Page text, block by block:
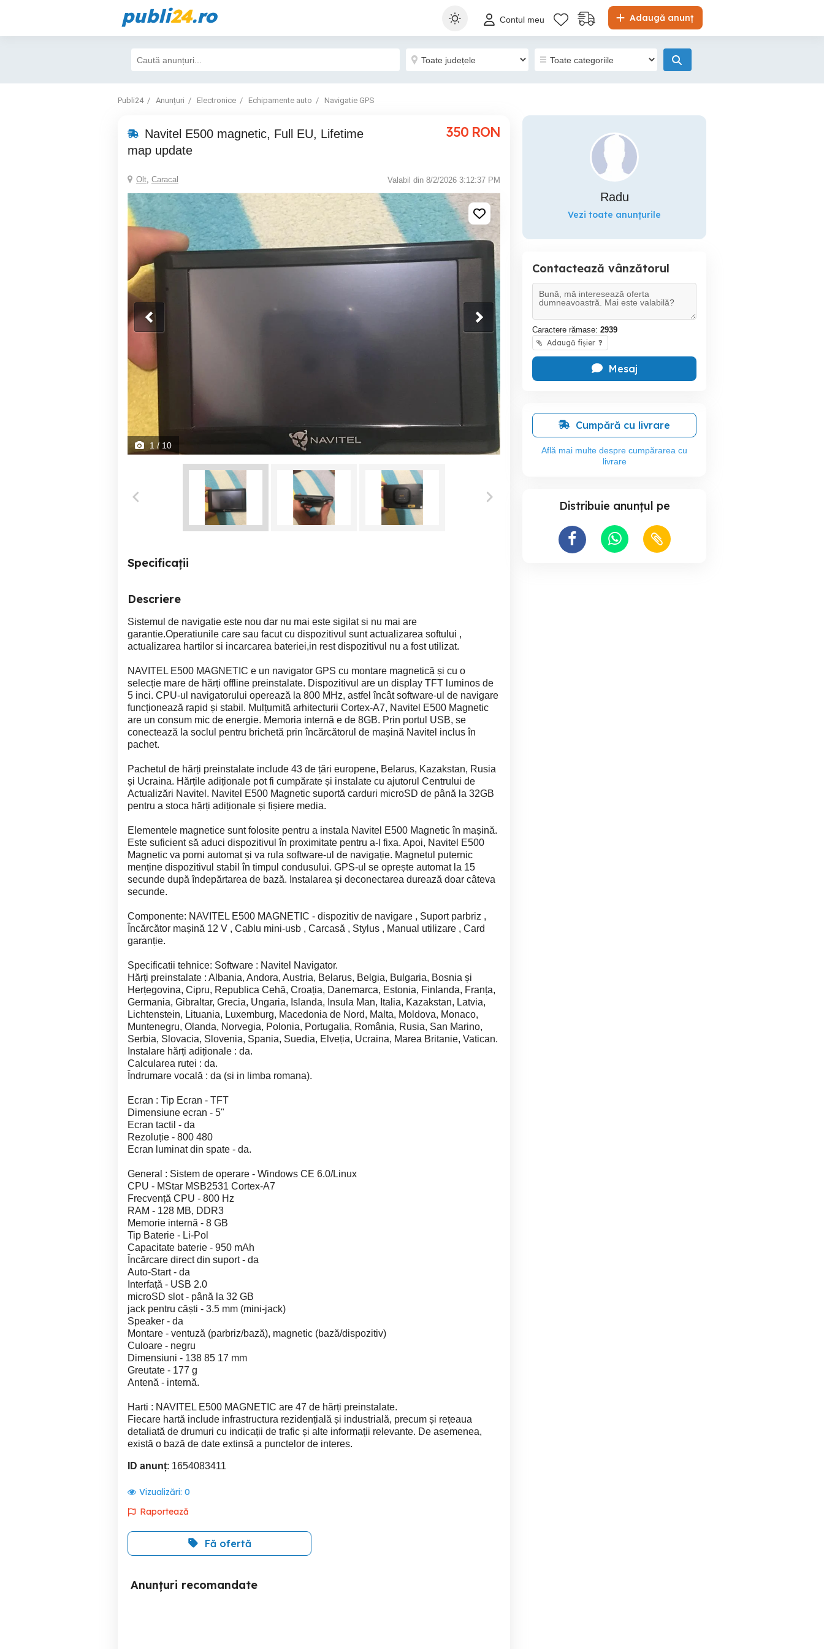
publi24.ro Adaugă anunț
Contul meu
Publi24 Anunțuri Electronice Echipamente auto Navigatie GPS
Navitel E500 magnetic, Full EU, Lifetime
map update
350 RON
Olt, Caracal Valabil din 8/2/2026 3:12:37 PM
1 / 10
Specificații
Descriere
Sistemul de navigatie este nou dar nu mai este sigilat si nu mai are
garantie.Operatiunile care sau facut cu dispozitivul sunt actualizarea softului ,
actualizarea hartilor si incarcarea bateriei,in rest dispozitivul nu a fost utilizat.
NAVITEL E500 MAGNETIC e un navigator GPS cu montare magnetică și cu o
selecție mare de hărți offline preinstalate. Dispozitivul are un display TFT luminos de
5 inci. CPU-ul navigatorului operează la 800 MHz, astfel încât software-ul de navigare
funcționează rapid și stabil. Mulțumită arhitecturii Cortex-A7, Navitel E500 Magnetic
are un consum mic de energie. Memoria internă e de 8GB. Prin portul USB, se
conectează la soclul pentru brichetă prin încărcătorul de mașină Navitel inclus în
pachet.
Pachetul de hărți preinstalate include 43 de țări europene, Belarus, Kazakstan, Rusia
și Ucraina. Hărțile adiționale pot fi cumpărate și instalate cu ajutorul Centrului de
Actualizări Navitel. Navitel E500 Magnetic suportă carduri microSD de până la 32GB
pentru a stoca hărți adiționale și fișiere media.
Elementele magnetice sunt folosite pentru a instala Navitel E500 Magnetic în mașină.
Este suficient să aduci dispozitivul în proximitate pentru a-l fixa. Apoi, Navitel E500
Magnetic va porni automat și va rula software-ul de navigație. Magnetul puternic
menține dispozitivul stabil în timpul condusului. GPS-ul se oprește automat la 15
secunde după îndepărtarea de bază. Instalarea și deconectarea durează doar câteva
secunde.
Componente: NAVITEL E500 MAGNETIC - dispozitiv de navigare , Suport parbriz ,
Încărcător mașină 12 V , Cablu mini-usb , Carcasă , Stylus , Manual utilizare , Card
garanție.
Specificatii tehnice: Software : Navitel Navigator.
Hărți preinstalate : Albania, Andora, Austria, Belarus, Belgia, Bulgaria, Bosnia și
Herțegovina, Cipru, Republica Cehă, Croația, Danemarca, Estonia, Finlanda, Franța,
Germania, Gibraltar, Grecia, Ungaria, Islanda, Insula Man, Italia, Kazakstan, Latvia,
Lichtenstein, Lituania, Luxemburg, Macedonia de Nord, Malta, Moldova, Monaco,
Muntenegru, Olanda, Norvegia, Polonia, Portugalia, România, Rusia, San Marino,
Serbia, Slovacia, Slovenia, Spania, Suedia, Elveția, Ucraina, Marea Britanie, Vatican.
Instalare hărți adiționale : da.
Calcularea rutei : da.
Îndrumare vocală : da (si in limba romana).
Ecran : Tip Ecran - TFT
Dimensiune ecran - 5"
Ecran tactil - da
Rezoluție - 800 480
Ecran luminat din spate - da.
General : Sistem de operare - Windows CE 6.0/Linux
CPU - MStar MSB2531 Cortex-A7
Frecvență CPU - 800 Hz
RAM - 128 MB, DDR3
Memorie internă - 8 GB
Tip Baterie - Li-Pol
Capacitate baterie - 950 mAh
Încărcare direct din suport - da
Auto-Start - da
Interfață - USB 2.0
microSD slot - până la 32 GB
jack pentru căști - 3.5 mm (mini-jack)
Speaker - da
Montare - ventuză (parbriz/bază), magnetic (bază/dispozitiv)
Culoare - negru
Dimensiuni - 138 85 17 mm
Greutate - 177 g
Antenă - internă.
Harti : NAVITEL E500 MAGNETIC are 47 de hărți preinstalate.
Fiecare hartă include infrastructura rezidențială și industrială, precum și rețeaua
detaliată de drumuri cu indicații de trafic și alte informații relevante. De asemenea,
există o bază de date extinsă a punctelor de interes.
ID anunț: 1654083411
Vizualizări: 0
Raportează
Fă ofertă
Anunțuri recomandate
Radu
Vezi toate anunțurile
Contactează vânzătorul
Caractere rămase: 2939
Adaugă fișier ?
Mesaj
Cumpără cu livrare
Află mai multe despre cumpărarea cu
livrare
Distribuie anunțul pe